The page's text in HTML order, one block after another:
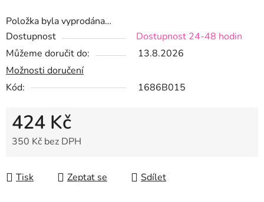
Položka byla vyprodána…
Dostupnost
Dostupnost 24-48 hodin
Můžeme doručit do:
13.8.2026
Možnosti doručení
Kód:
1686B015
424 Kč
350 Kč bez DPH
Tisk
Zeptat se Sdílet